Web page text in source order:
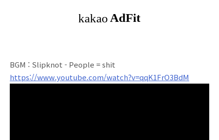
BGM : Slipknot - People = shit
https://www.youtube.com/watch?v=qqK1FrO3BdM